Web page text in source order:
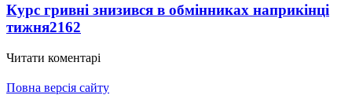
Курс гривні знизився в обмінниках наприкінці
тижня2162
Читати коментарі
Повна версія сайту